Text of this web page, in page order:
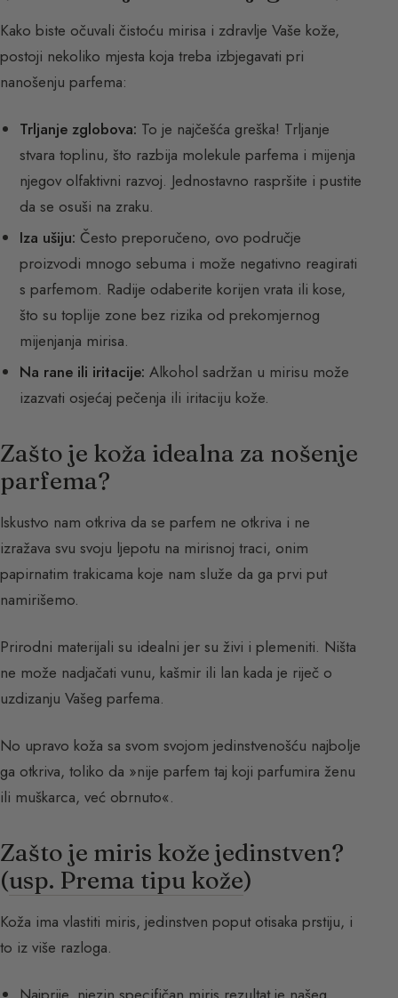
Kako biste očuvali čistoću mirisa i zdravlje Vaše kože,
postoji nekoliko mjesta koja treba izbjegavati pri
nanošenju parfema:
Trljanje zglobova: To je najčešća greška! Trljanje
stvara toplinu, što razbija molekule parfema i mijenja
njegov olfaktivni razvoj. Jednostavno raspršite i pustite
da se osuši na zraku.
Iza ušiju: Često preporučeno, ovo područje
proizvodi mnogo sebuma i može negativno reagirati
s parfemom. Radije odaberite korijen vrata ili kose,
što su toplije zone bez rizika od prekomjernog
mijenjanja mirisa.
Na rane ili iritacije: Alkohol sadržan u mirisu može
izazvati osjećaj pečenja ili iritaciju kože.
Zašto je koža idealna za nošenje
parfema?
Iskustvo nam otkriva da se parfem ne otkriva i ne
izražava svu svoju ljepotu na mirisnoj traci, onim
papirnatim trakicama koje nam služe da ga prvi put
namirišemo.
Prirodni materijali su idealni jer su živi i plemeniti. Ništa
ne može nadjačati vunu, kašmir ili lan kada je riječ o
uzdizanju Vašeg parfema.
No upravo koža sa svom svojom jedinstvenošću najbolje
ga otkriva, toliko da »nije parfem taj koji parfumira ženu
ili muškarca, već obrnuto«.
Zašto je miris kože jedinstven?
(usp. Prema tipu kože)
Koža ima vlastiti miris, jedinstven poput otisaka prstiju, i
to iz više razloga.